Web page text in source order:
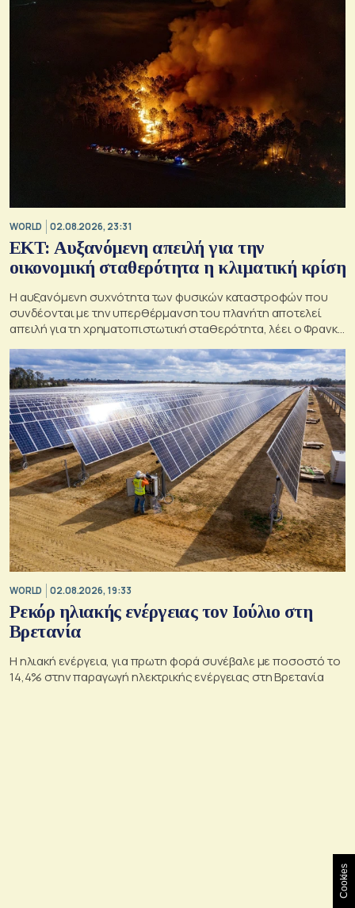
WORLD 02.08.2026, 23:31
EKT: Αυξανόμενη απειλή για την
οικονομική σταθερότητα η κλιματική κρίση
H αυξανόμενη συχνότητα των φυσικών καταστροφών που
συνδέονται με την υπερθέρμανση του πλανήτη αποτελεί
απειλή για τη χρηματοπιστωτική σταθερότητα, λέει o Φρανκ
WORLD 02.08.2026, 19:33
Ρεκόρ ηλιακής ενέργειας τον Ιούλιο στη
Βρετανία
Η ηλιακή ενέργεια, για πρωτη φορά συνέβαλε με ποσοστό το
14,4% στην παραγωγή ηλεκτρικής ενέργειας στη Βρετανία
Cookies